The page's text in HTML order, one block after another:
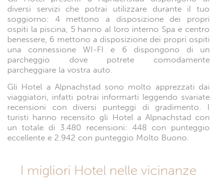
diversi servizi che potrai utilizzare durante il tuo
soggiorno: 4 mettono a disposizione dei propri
ospiti la piscina, 5 hanno al loro interno Spa e centro
benessere, 6 mettono a disposizione dei propri ospiti
una connessione WI-FI e 6 dispongono di un
parcheggio dove potrete comodamente
parcheggiare la vostra auto.
Gli Hotel a Alpnachstad sono molto apprezzati dai
viaggiatori, infatti potrai informarti leggendo svariate
recensioni con diversi punteggi di gradimento. I
turisti hanno recensito gli Hotel a Alpnachstad con
un totale di 3.480 recensioni: 448 con punteggio
eccellente e 2.942 con punteggio Molto Buono.
I migliori Hotel nelle vicinanze